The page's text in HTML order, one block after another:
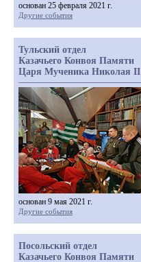
основан 25 февраля 2021 г.
Другие события
Тульский отдел
Казачьего Конвоя Памяти
Царя Мученика Николая II
основан 9 мая 2021 г.
Другие события
Посольский отдел
Казачьего Конвоя Памяти